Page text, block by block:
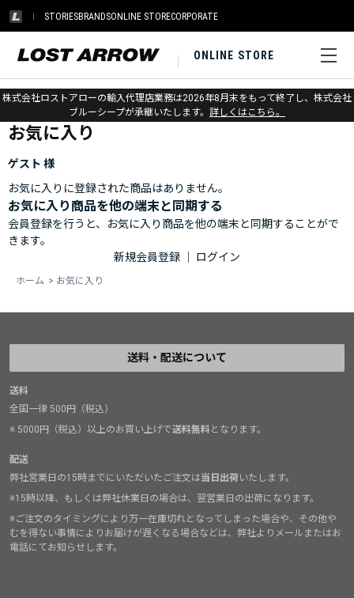
STORIESBRANDSONLINE STORECORPORATE
ONLINE STORE
株式会社ロストアローの輸入代理店業務は2026年8月末をもって終了し、株式会社
ブルーシープが承継いたします。 詳しくはこちら。
ホーム > お気に入り
お気に入り
ゲスト 様
お気に入りに登録された商品はありません。
お気に入り商品を他の端末と同期する
会員登録を行うと、お気に入り商品を他の端末と同期することがで
きます。
新規会員登録
ログイン
ホーム > お気に入り
送料・配送について
送料
全国一律 500円（税込）
※ 5000円（税込）以上のお買い上げで送料無料となります。
配送
弊社営業日の15時までにいただいたご注文は当日出荷いたします。
※15時以降、もしくは弊社休業日の場合は、翌営業日の出荷になります。
※ご注文のタイミングにより万一在庫切れとなってしまった場合や、その他や
むを得ない事情によりお届けが遅くなる場合などは、弊社よりメールまたはお
電話にてお知らせします。